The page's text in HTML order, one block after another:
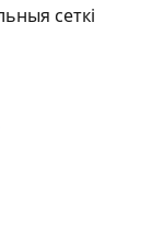
сеткi